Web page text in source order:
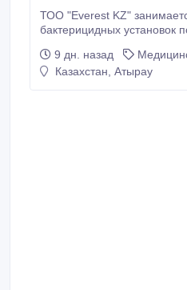
ТОО "Everest KZ" занимается поставками
бактерицидных установок
китайских заводов УФ-
производительностью от 1
9 дн. назад
Казахстан, Атырау